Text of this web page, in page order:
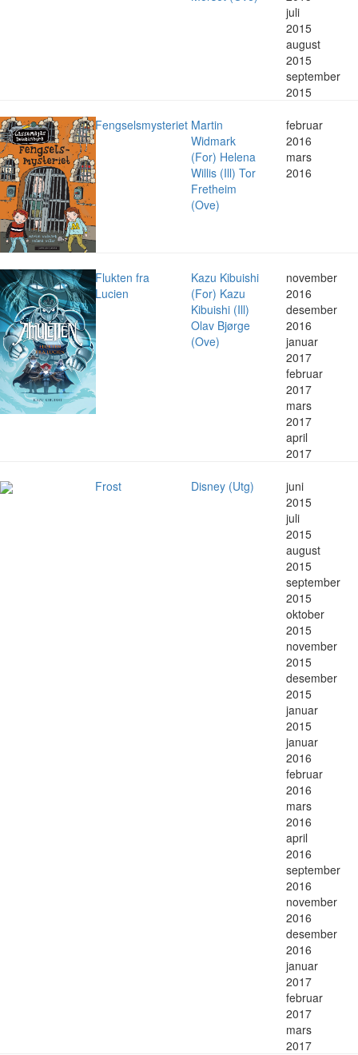
juli
2015
august
2015
september
2015
Fengselsmysteriet Martin
Widmark
(For) Helena
Willis (Ill) Tor
Fretheim
(Ove)
februar
2016
mars
2016
Flukten fra
Lucien
Kazu Kibuishi
(For) Kazu
Kibuishi (Ill)
Olav Bjørge
(Ove)
november
2016
desember
2016
januar
2017
februar
2017
mars
2017
april
2017
Frost Disney (Utg)
juni
2015
juli
2015
august
2015
september
2015
oktober
2015
november
2015
desember
2015
januar
2015
januar
2016
februar
2016
mars
2016
april
2016
september
2016
november
2016
desember
2016
januar
2017
februar
2017
mars
2017